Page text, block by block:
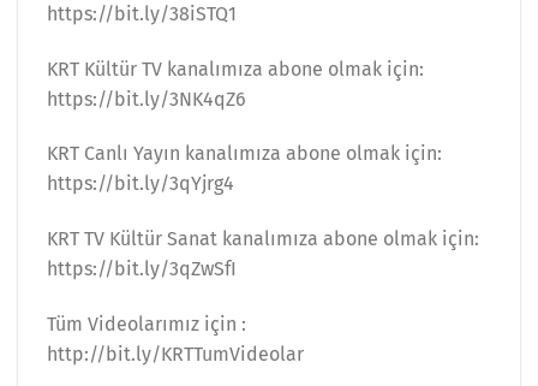
https://bit.ly/38iSTQ1
KRT Kültür TV kanalımıza abone olmak için:
https://bit.ly/3NK4qZ6
KRT Canlı Yayın kanalımıza abone olmak için:
https://bit.ly/3qYjrg4
KRT TV Kültür Sanat kanalımıza abone olmak için:
https://bit.ly/3qZwSfI
Tüm Videolarımız için :
http://bit.ly/KRTTumVideolar